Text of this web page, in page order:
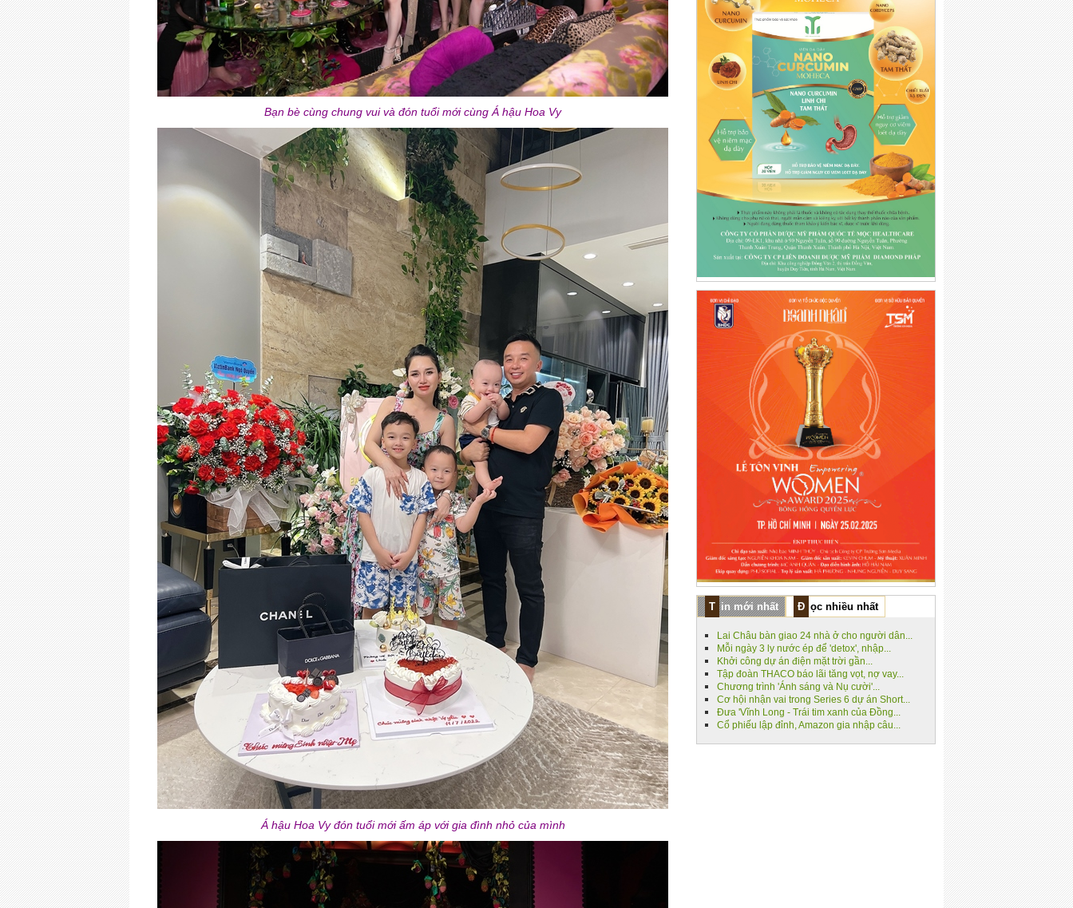
Bạn bè cùng chung vui và đón tuổi mới cùng Á hậu Hoa Vy
Á hậu Hoa Vy đón tuổi mới ấm áp với gia đình nhỏ của mình
Tin mới nhất Đọc nhiều nhất
Lai Châu bàn giao 24 nhà ở cho người dân...
Mỗi ngày 3 ly nước ép để 'detox', nhập...
Khởi công dự án điện mặt trời gần...
Tập đoàn THACO báo lãi tăng vọt, nợ vay...
Chương trình 'Ánh sáng và Nụ cười'...
Cơ hội nhận vai trong Series 6 dự án Short...
Đưa 'Vĩnh Long - Trái tim xanh của Đồng...
Cổ phiếu lập đỉnh, Amazon gia nhập câu...